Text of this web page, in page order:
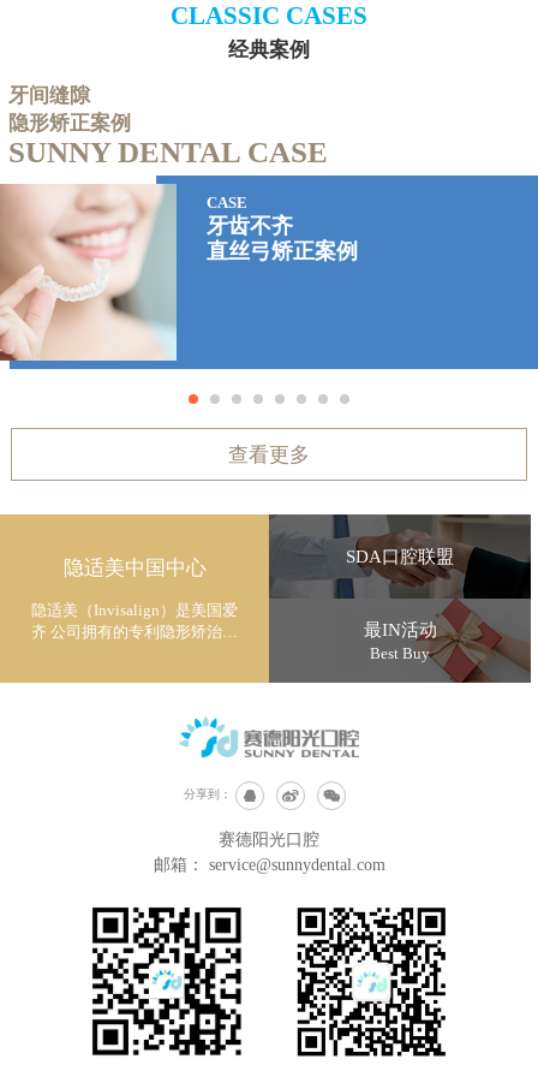
CLASSIC CASES
经典案例
牙间缝隙
隐形矫正案例
SUNNY DENTAL CASE
CASE
牙齿不齐
直丝弓矫正案例
查看更多
隐适美中国中心
隐适美（Invisalign）是美国爱
齐 公司拥有的专利隐形矫治技
SDA口腔联盟
最IN活动
Best Buy
分享到：
赛德阳光口腔
邮箱： service@sunnydental.com